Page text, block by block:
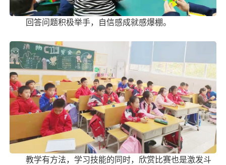
回答问题积极举手，自信感成就感爆棚。
教学有方法，学习技能的同时，欣赏比赛也是激发斗